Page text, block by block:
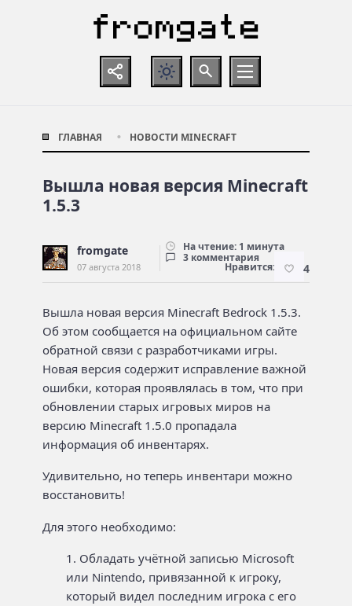
ГЛАВНАЯ НОВОСТИ MINECRAFT
Вышла новая версия Minecraft
1.5.3
fromgate
07 августа 2018
На чтение: 1 минута
3 комментария
Нравится: 4
Вышла новая версия Minecraft Bedrock 1.5.3.
Об этом сообщается на официальном сайте
обратной связи с разработчиками игры.
Новая версия содержит исправление важной
ошибки, которая проявлялась в том, что при
обновлении старых игровых миров на
версию Minecraft 1.5.0 пропадала
информация об инвентарях.
Удивительно, но теперь инвентари можно
восстановить!
Для этого необходимо:
Обладать учётной записью Microsoft
или Nintendo, привязанной к игроку,
который видел последним игрока с его